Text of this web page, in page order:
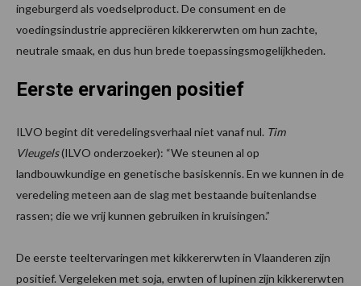
ingeburgerd als voedselproduct. De consument en de
voedingsindustrie appreciëren kikkererwten om hun zachte,
neutrale smaak, en dus hun brede toepassingsmogelijkheden.
Eerste ervaringen positief
ILVO begint dit veredelingsverhaal niet vanaf nul. Tim
Vleugels(ILVO onderzoeker): “We steunen al op
landbouwkundige en genetische basiskennis. En we kunnen in de
veredeling meteen aan de slag met bestaande buitenlandse
rassen; die we vrij kunnen gebruiken in kruisingen.”
De eerste teeltervaringen met kikkererwten in Vlaanderen zijn
positief. Vergeleken met soja, erwten of lupinen zijn kikkererwten